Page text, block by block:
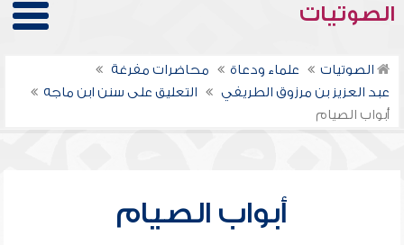
الصوتيات
الصوتيات علماء ودعاة
محاضرات مفرغة
عبد العزيز بن مرزوق الطريفي
التعليق على سنن ابن ماجه
أبواب الصيام
أبواب الصيام